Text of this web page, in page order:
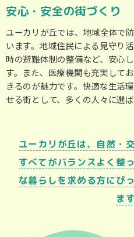
安心・安全の街づくり
ユーカリが丘では、地域全体で
います。地域住民による見守り
時の避難体制の整備など、安心
す。また、医療機関も充実して
きるのが魅力です。快適な生活
せる街として、多くの人々に選ば
ユーカリが丘は、自然・
すべてがバランスよく整
な暮らしを求める方にぴ
ます